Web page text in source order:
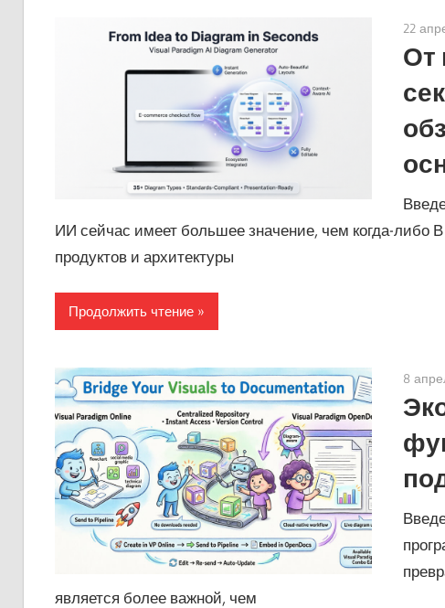
22
От
ИИ сейчас имеет большее значение, чем когда-либо
продуктов и архитектуры
Продолжить чтение
8
является более важной, чем